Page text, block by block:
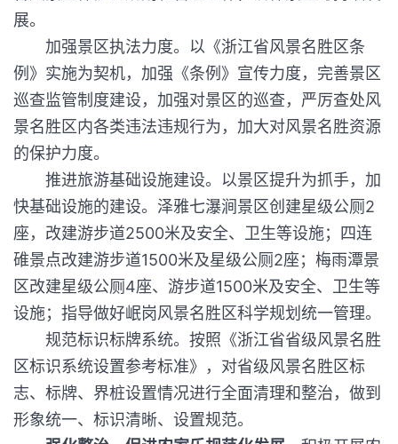
展。
加强景区执法力度。以《浙江省风景名胜区条
例》实施为契机，加强《条例》宣传力度，完善景区
巡查监管制度建设，加强对景区的巡查，严厉查处风
景名胜区内各类违法违规行为，加大对风景名胜资源
的保护力度。
推进旅游基础设施建设。以景区提升为抓手，加
快基础设施的建设。泽雅七瀑涧景区创建星级公厕2
座，改建游步道2500米及安全、卫生等设施；四连
碓景点改建游步道1500米及星级公厕2座；梅雨潭景
区改建星级公厕4座、游步道1500米及安全、卫生等
设施；指导做好岷岗风景名胜区科学规划统一管理。
规范标识标牌系统。按照《浙江省省级风景名胜
区标识系统设置参考标准》，对省级风景名胜区标
志、标牌、界桩设置情况进行全面清理和整治，做到
形象统一、标识清晰、设置规范。